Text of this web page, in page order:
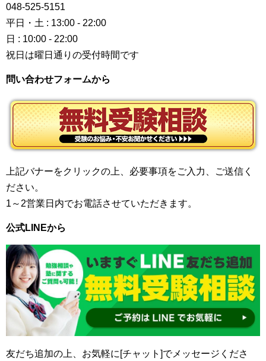
048-525-5151
平日・土 : 13:00 - 22:00
日 : 10:00 - 22:00
祝日は曜日通りの受付時間です
問い合わせフォームから
上記バナーをクリックの上、必要事項をご入力、ご送信く
ださい。
1～2営業日内でお電話させていただきます。
公式LINEから
友だち追加の上、お気軽に[チャット]でメッセージくださ